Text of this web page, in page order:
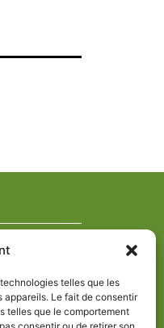
telles que les
Le fait de consentir
telles que le comportement